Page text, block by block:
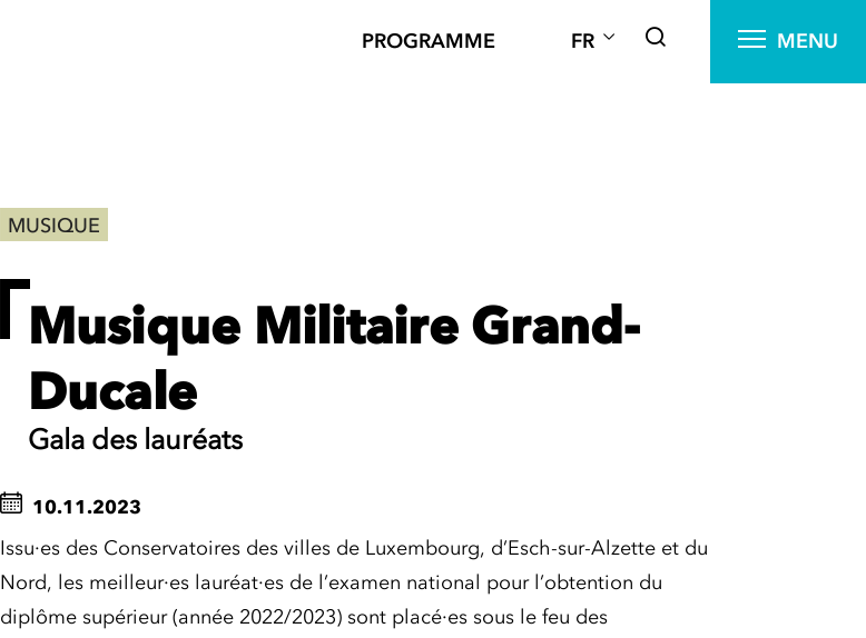
PROGRAMME FR MENU
MUSIQUE
Musique Militaire Grand-
Ducale
Gala des lauréats
10.11.2023
Issu·es des Conservatoires des villes de Luxembourg, d’Esch-sur-Alzette et du
Nord, les meilleur·es lauréat·es de l’examen national pour l’obtention du
diplôme supérieur (année 2022/2023) sont placé·es sous le feu des